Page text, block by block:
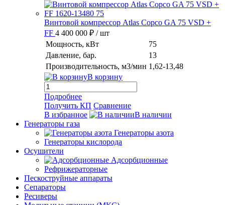
Винтовой компрессор Atlas Copco GA 75 VSD +
FF 4 400 000 ₽ / шт
Мощность, кВт
75
Давление, бар.
13
Производительность, м3/мин 1,62-13,48
В корзину
Подробнее
Получить КП Сравнение
В избранное
В наличии
Генераторы газа
Генераторы азота
Генераторы кислорода
Осушители
Адсорбционные
Рефрижераторные
Пескоструйные аппараты
Сепараторы
Ресиверы